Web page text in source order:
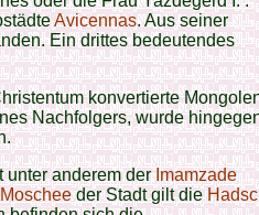
Avicennas. Aus seiner
Ein drittes bedeutendes
konvertierte
Nachfolgers, wurde
unter anderem derImamzade
Moscheeder Stadt gilt die